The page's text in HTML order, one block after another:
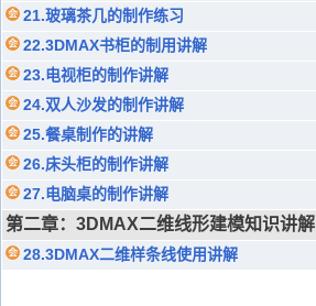
21.玻璃茶几的制作练习
22.3DMAX书柜的制用讲解
23.电视柜的制作讲解
24.双人沙发的制作讲解
25.餐桌制作的讲解
26.床头柜的制作讲解
27.电脑桌的制作讲解
第二章：3DMAX二维线形建模知识讲解
28.3DMAX二维样条线使用讲解